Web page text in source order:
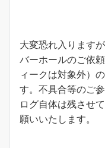
大変恐れ入ります
バーホールのご依
ィークは対象外）
す。不具合等のご
ログ自体は残させ
願いいたします。